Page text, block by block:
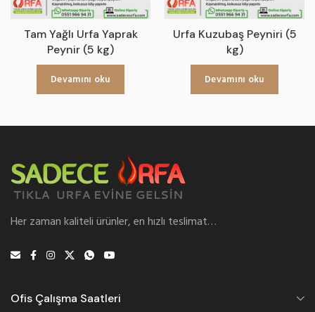
Tam Yağlı Urfa Yaprak
Peynir (5 kg)
Devamını oku
Urfa Kuzubaş Peyniri (5
kg)
Devamını oku
Her zaman kaliteli ürünler, en hızlı teslimat…
Ofis Çalışma Saatleri